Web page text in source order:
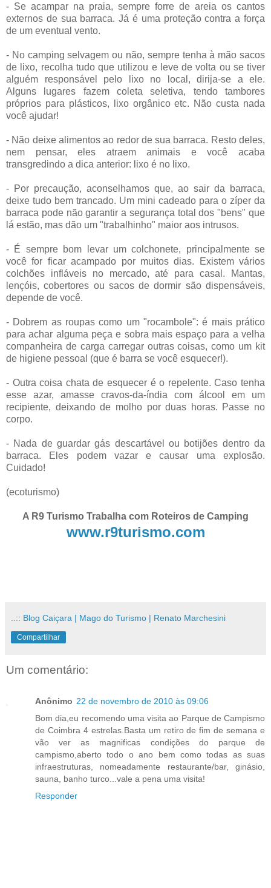
- Se acampar na praia, sempre forre de areia os cantos
externos de sua barraca. Já é uma proteção contra a força
de um eventual vento.
- No camping selvagem ou não, sempre tenha à mão sacos
de lixo, recolha tudo que utilizou e leve de volta ou se tiver
alguém responsável pelo lixo no local, dirija-se a ele.
Alguns lugares fazem coleta seletiva, tendo tambores
próprios para plásticos, lixo orgânico etc. Não custa nada
você ajudar!
- Não deixe alimentos ao redor de sua barraca. Resto deles,
nem pensar, eles atraem animais e você acaba
transgredindo a dica anterior: lixo é no lixo.
- Por precaução, aconselhamos que, ao sair da barraca,
deixe tudo bem trancado. Um mini cadeado para o zíper da
barraca pode não garantir a segurança total dos "bens" que
lá estão, mas dão um "trabalhinho" maior aos intrusos.
- É sempre bom levar um colchonete, principalmente se
você for ficar acampado por muitos dias. Existem vários
colchões infláveis no mercado, até para casal. Mantas,
lençóis, cobertores ou sacos de dormir são dispensáveis,
depende de você.
- Dobrem as roupas como um "rocambole": é mais prático
para achar alguma peça e sobra mais espaço para a velha
companheira de carga carregar outras coisas, como um kit
de higiene pessoal (que é barra se você esquecer!).
- Outra coisa chata de esquecer é o repelente. Caso tenha
esse azar, amasse cravos-da-índia com álcool em um
recipiente, deixando de molho por duas horas. Passe no
corpo.
- Nada de guardar gás descartável ou botijões dentro da
barraca. Eles podem vazar e causar uma explosão.
Cuidado!
(ecoturismo)
A R9 Turismo Trabalha com Roteiros de Camping
www.r9turismo.com
..:: Blog Caiçara | Mago do Turismo | Renato Marchesini
Compartilhar
Um comentário:
Anônimo 22 de novembro de 2010 às 09:06
Bom dia,eu recomendo uma visita ao Parque de Campismo
de Coimbra 4 estrelas.Basta um retiro de fim de semana e
vão ver as magnificas condições do parque de
campismo,aberto todo o ano bem como todas as suas
infraestruturas, nomeadamente restaurante/bar, ginásio,
sauna, banho turco...vale a pena uma visita!
Responder